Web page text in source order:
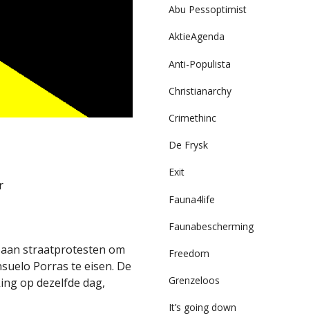
straatprotesten om
Porras te eisen. De
op dezelfde dag,
Abu Pessoptimist
AktieAgenda
Anti-Populista
Christianarchy
Crimethinc
De Frysk
Exit
Fauna4life
Faunabescherming
Freedom
Grenzeloos
It’s going down